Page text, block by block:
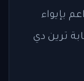
بإيواء
ترين دي